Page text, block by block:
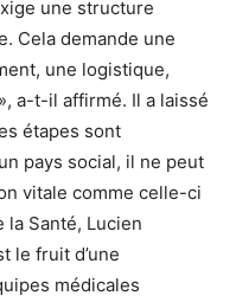
une structure
Cela demande une
une logistique,
a-t-il affirmé. Il a laissé
étapes sont
pays social, il ne peut
vitale comme celle-ci
Santé, Lucien
le fruit d’une
médicales